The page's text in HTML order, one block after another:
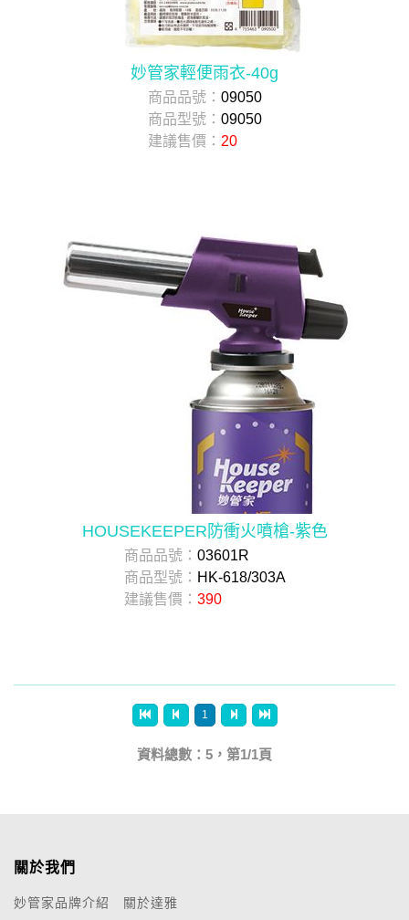
妙管家輕便雨衣-40g
商品品號： 09050
商品型號： 09050
建議售價： 20
HOUSEKEEPER防衝火噴槍-紫色
商品品號： 03601R
商品型號： HK-618/303A
建議售價： 390
1
資料總數：5，第1/1頁
關於我們
妙管家品牌介紹 關於達雅